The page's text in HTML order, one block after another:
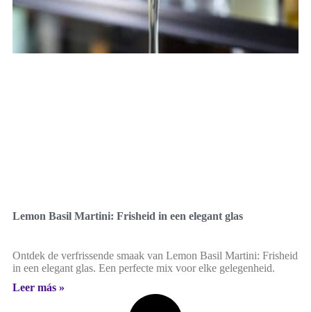
Lemon Basil Martini: Frisheid in een elegant glas
Ontdek de verfrissende smaak van Lemon Basil Martini: Frisheid
in een elegant glas. Een perfecte mix voor elke gelegenheid.
Leer más »